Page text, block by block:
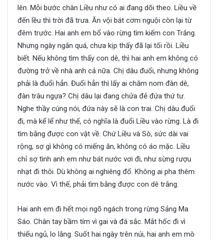
lên. Mỗi bước chân Liều như có ai đang dõi theo. Liều về
đến lều thì trời đã trưa. Ăn vội bát cơm nguội còn lại từ
đêm trước. Hai anh em bổ vào rừng tìm kiếm con Trắng.
Nhưng ngày ngắn quá, chưa kịp thấy đã lại tối rồi. Liều
biết. Nếu không tìm thấy con dê, thì hai anh em không có
đường trở về nhà anh cả nữa. Chị dâu đuổi, nhưng không
phải là đuổi hẳn. Đuổi hẳn thì lấy ai chăm nom đàn dê,
đàn trâu ngựa? Chị dâu lại đang chửa đẻ đứa thứ tư.
Nghe thầy cúng nói, đứa này sẽ là con trai. Chị dâu đuổi
đi, mà kể lể như thế, có nghĩa là đuổi Liều vào rừng. Là đi
tìm bằng được con vật về. Chứ Liều và Sò, sức dài vai
rộng, sợ gì không có miếng ăn, không có áo mặc. Liều
chỉ sợ tình anh em như bát nước vơi đi, như sừng rượu
nhạt đi thôi. Dù không ai nghiêng đổ. Không ai pha thêm
nước vào. Vì thế, phải tìm bằng được con dê trắng.
Hai anh em đi hết mọi ngõ ngách trong rừng Sảng Ma
Sáo. Chân tay bầm tím vì gai và đá sắc. Mắt hốc đi vì
thiếu ngủ, lo lắng. Suốt hai ngày trên núi, hai anh em mò